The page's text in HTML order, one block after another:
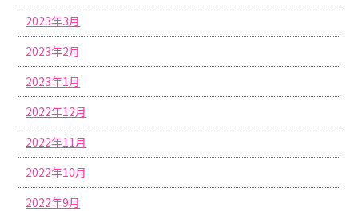
2023年3月
2023年2月
2023年1月
2022年12月
2022年11月
2022年10月
2022年9月